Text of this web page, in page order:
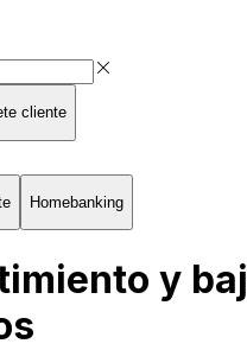
cliente
Homebanking
y